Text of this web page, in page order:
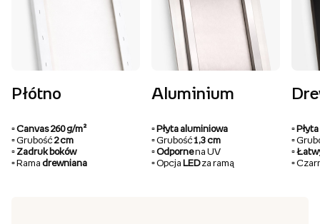
Płótno
▫️ Canvas 260 g/m²
▫️ Grubość 2 cm
▫️ Zadruk boków
▫️ Rama drewniana
Aluminium
▫️ Płyta aluminiowa
▫️ Grubość1,3 cm
▫️ Odpornena UV
▫️ Opcja LEDza ramą
▫️
▫️
▫️
▫️